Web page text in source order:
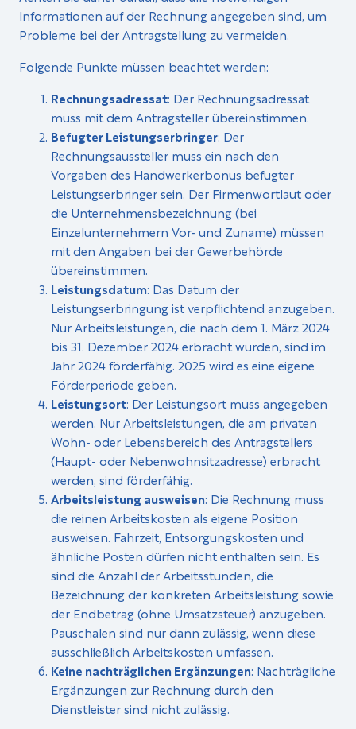
Informationen auf der Rechnung angegeben sind, um
Probleme bei der Antragstellung zu vermeiden.
Folgende Punkte müssen beachtet werden:
Rechnungsadressat: Der Rechnungsadressat
muss mit dem Antragsteller übereinstimmen.
Befugter Leistungserbringer: Der
Rechnungsaussteller muss ein nach den
Vorgaben des Handwerkerbonus befugter
Leistungserbringer sein. Der Firmenwortlaut oder
die Unternehmensbezeichnung (bei
Einzelunternehmern Vor- und Zuname) müssen
mit den Angaben bei der Gewerbehörde
übereinstimmen.
Leistungsdatum: Das Datum der
Leistungserbringung ist verpflichtend anzugeben.
Nur Arbeitsleistungen, die nach dem 1. März 2024
bis 31. Dezember 2024 erbracht wurden, sind im
Jahr 2024 förderfähig. 2025 wird es eine eigene
Förderperiode geben.
Leistungsort: Der Leistungsort muss angegeben
werden. Nur Arbeitsleistungen, die am privaten
Wohn- oder Lebensbereich des Antragstellers
(Haupt- oder Nebenwohnsitzadresse) erbracht
werden, sind förderfähig.
Arbeitsleistung ausweisen: Die Rechnung muss
die reinen Arbeitskosten als eigene Position
ausweisen. Fahrzeit, Entsorgungskosten und
ähnliche Posten dürfen nicht enthalten sein. Es
sind die Anzahl der Arbeitsstunden, die
Bezeichnung der konkreten Arbeitsleistung sowie
der Endbetrag (ohne Umsatzsteuer) anzugeben.
Pauschalen sind nur dann zulässig, wenn diese
ausschließlich Arbeitskosten umfassen.
Keine nachträglichen Ergänzungen: Nachträgliche
Ergänzungen zur Rechnung durch den
Dienstleister sind nicht zulässig.